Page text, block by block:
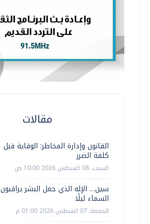
مقالات
القانون وإدارة المخاطر: الوقاية قبل
كلفة الضرر
السبت، 08 اغسطس 2026 10:00 ص
سين… الإله الذي جعل البشر يراقبون
السماء ليلًا
الجمعة، 07 اغسطس 2026 01:00 م